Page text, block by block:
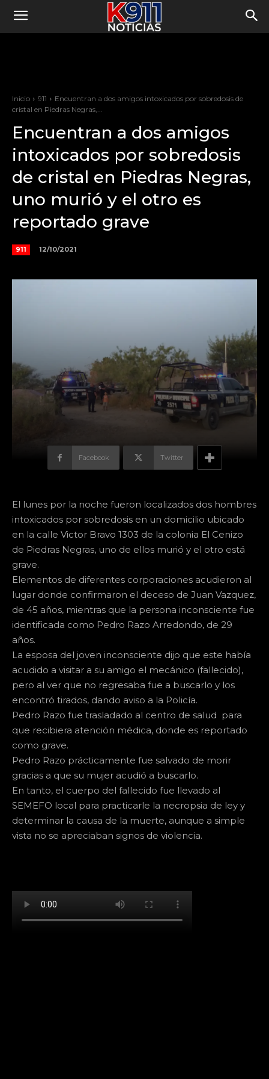
Inicio 911
Encuentran a dos amigos intoxicados por sobredosis de
cristal en Piedras Negras,...
Encuentran a dos amigos
intoxicados por sobredosis
de cristal en Piedras Negras,
uno murió y el otro es
reportado grave
911 12/10/2021
Facebook Twitter
El lunes por la noche fueron localizados dos hombres
intoxicados por sobredosis en un domicilio ubicado
en la calle Victor Bravo 1303 de la colonia El Cenizo
de Piedras Negras, uno de ellos murió y el otro está
grave.
Elementos de diferentes corporaciones acudieron al
lugar donde confirmaron el deceso de Juan Vazquez,
de 45 años, mientras que la persona inconsciente fue
identificada como Pedro Razo Arredondo, de 29
años.
La esposa del joven inconsciente dijo que este había
acudido a visitar a su amigo el mecánico (fallecido),
pero al ver que no regresaba fue a buscarlo y los
encontró tirados, dando aviso a la Policía.
Pedro Razo fue trasladado al centro de salud para
que recibiera atención médica, donde es reportado
como grave.
Pedro Razo prácticamente fue salvado de morir
gracias a que su mujer acudió a buscarlo.
En tanto, el cuerpo del fallecido fue llevado al
SEMEFO local para practicarle la necropsia de ley y
determinar la causa de la muerte, aunque a simple
vista no se apreciaban signos de violencia.